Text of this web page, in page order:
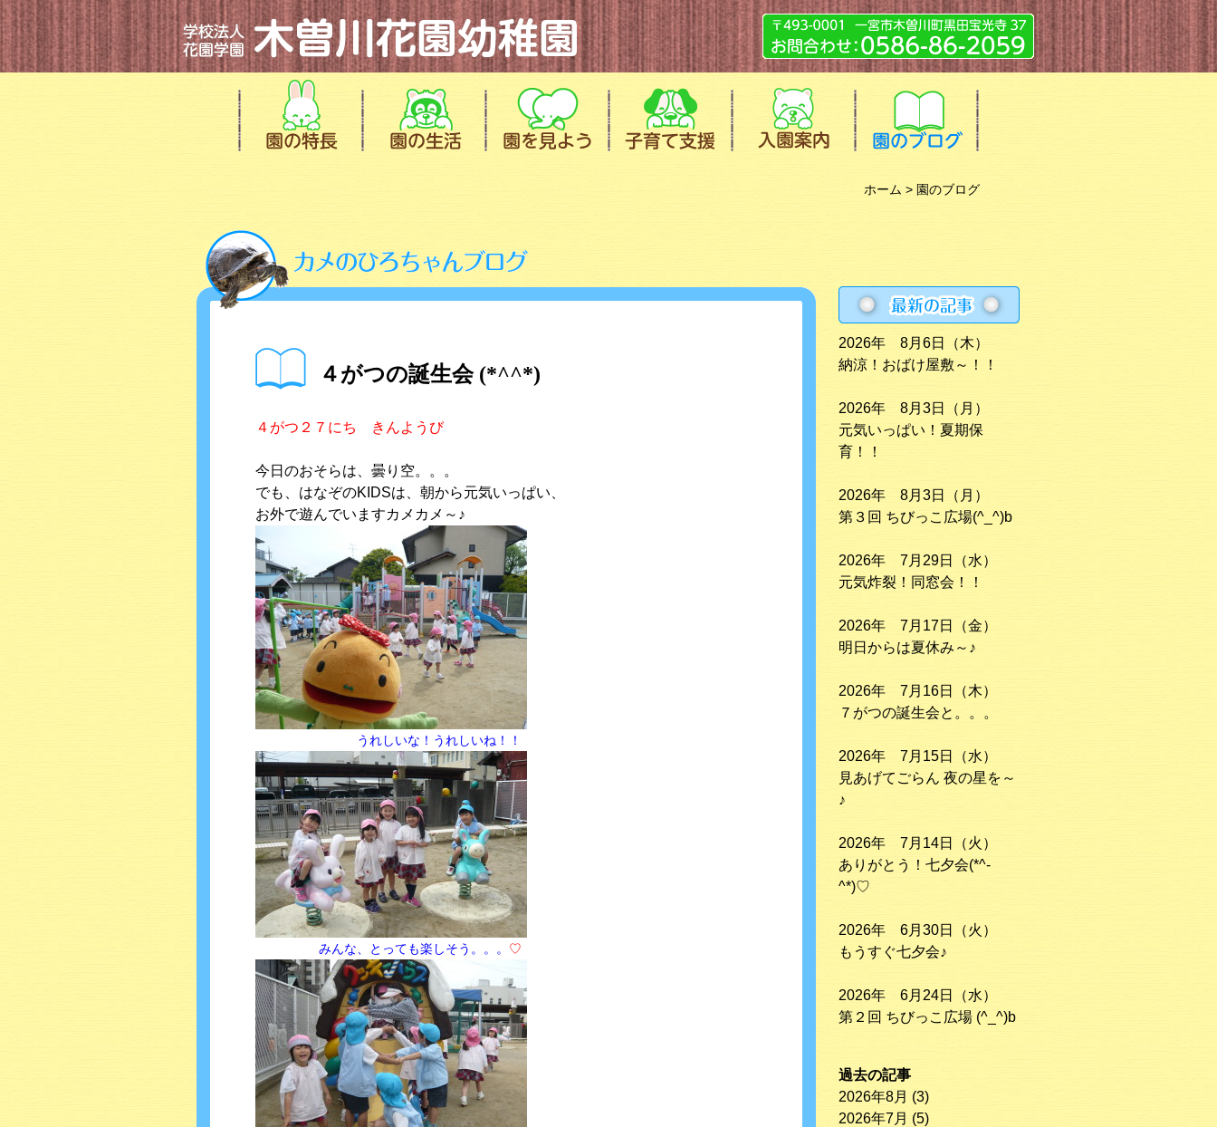
ホーム > 園のブログ
４がつの誕生会 (*^^*)
４がつ２７にち きんようび
今日のおそらは、曇り空。。。
でも、はなぞのKIDSは、朝から元気いっぱい、
お外で遊んでいますカメカメ～♪
うれしいな！うれしいね！！
みんな、とっても楽しそう。。。 ♡
2026年 8月6日（木）
納涼！おばけ屋敷～！！
2026年 8月3日（月）
元気いっぱい！夏期保
育！！
2026年 8月3日（月）
第３回 ちびっこ広場(^_^)b
2026年 7月29日（水）
元気炸裂！同窓会！！
2026年 7月17日（金）
明日からは夏休み～♪
2026年 7月16日（木）
７がつの誕生会と。。。
2026年 7月15日（水）
見あげてごらん 夜の星を～
♪
2026年 7月14日（火）
ありがとう！七夕会(*^-
^*)♡
2026年 6月30日（火）
もうすぐ七夕会♪
2026年 6月24日（水）
第２回 ちびっこ広場 (^_^)b
過去の記事
2026年8月 (3)
2026年7月 (5)